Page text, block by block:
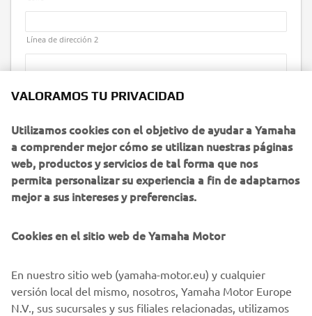
VALORAMOS TU PRIVACIDAD
Utilizamos cookies con el objetivo de ayudar a Yamaha
a comprender mejor cómo se utilizan nuestras páginas
web, productos y servicios de tal forma que nos
permita personalizar su experiencia a fin de adaptarnos
mejor a sus intereses y preferencias.
Cookies en el sitio web de Yamaha Motor
En nuestro sitio web (yamaha-motor.eu) y cualquier
versión local del mismo, nosotros, Yamaha Motor Europe
N.V., sus sucursales y sus filiales relacionadas, utilizamos